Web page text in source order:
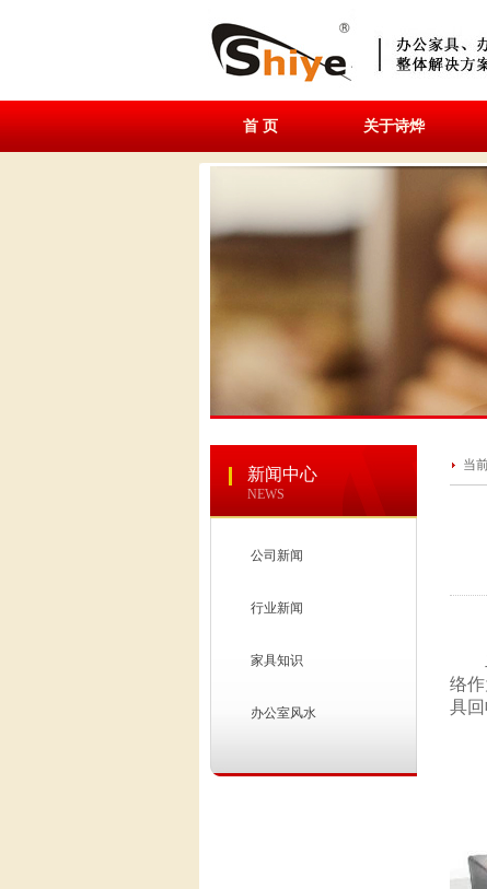
首 页 关于诗烨
新闻中心
NEWS
公司新闻
行业新闻
家具知识
办公室风水
当
络
具